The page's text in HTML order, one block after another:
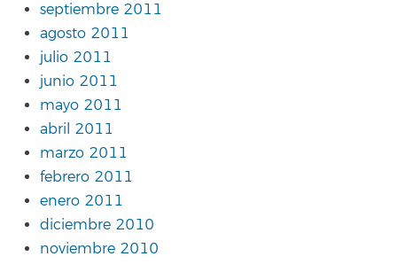
septiembre 2011
agosto 2011
julio 2011
junio 2011
mayo 2011
abril 2011
marzo 2011
febrero 2011
enero 2011
diciembre 2010
noviembre 2010